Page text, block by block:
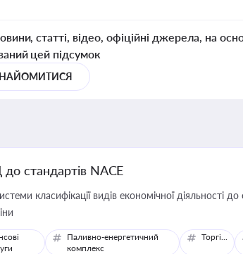
статті, відео, офіційні джерела, на
цей підсумок
стандартів NACE
класифікації видів економічної діяльності
Паливно-енергетичний
комплекс
Торгівля